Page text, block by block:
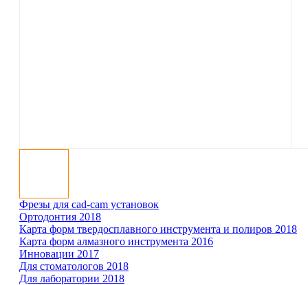
Фрезы для cad-cam установок
Ортодонтия 2018
Карта форм твер­до­сплав­ного инст­ру­мента и полиров 2018
Карта форм ал­маз­ного инст­ру­мента 2016
Инновации 2017
Для сто­ма­то­логов 2018
Для ла­бо­ра­тории 2018